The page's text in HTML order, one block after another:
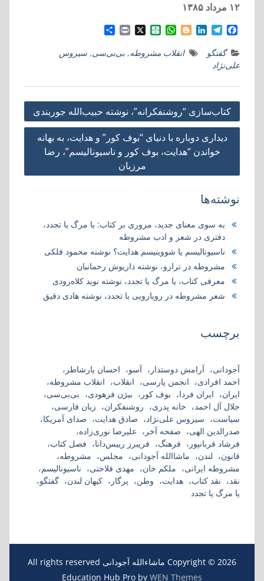
۱۲ مرداد ۱۳۸۵
F
c
e
b
o
k
T
l
e
r
m
L
n
d
n
B
o
e
W
a
A
p
B
l
a
a
i
n
X
P
i
S
a
گفتگو انقلاب مشروطه, بی‌بی‌سی, سیروس
علی‌نژاد
راهبری
نوشته
کتاب‌سازی “روشنفکرانه”، نوشته حبيب‌‌الله جوربندی
ديداری دوباره با دنيای “بوف کور” و هدايت، به بهانه
خواندن “هدايت، بوف کور و ناسيوناليسم”، رضا
مرزبان
نوشته‌ها
به سوی معنای جدید، مروری بر کتاب:‌ یا مرگ یا تجدد،
دفتری در شعر و ادب مشروطه
ناسیونالیسم یا شووینیسم هدایت؟ نوشته محمود فلکی
مشروطه در ترازو، نوشته داریوش رحمانیان
معرفی کتاب، یا مرگ یا تجدد، نوشته نوید کلاه‌رودی
شعر مشروطه در رویارویی با تجدد، نوشته هادی دقیق
برچسب
آجودانی آرامش دوستدار آسو
احسان یارشاطر
احمد افرادی
انجمن پارسی انقلاب
انقلاب مشروطه
ایران
ایران فردا بوف کور بیژن فرهودی
بی‌بی‌سی
جلال آل احمد
خانه پدری روشنفکران
زبان فارسی
سیاست
سیروس علی‌نژاد صادق هدایت
صدای آمریکا
صدرالدین الهی
صفحه آخر
علیرضا نوری‌زاده
فرشاد قربانپور
فرهنگ فریبرز رییس‌دانا
فصل کتاب
قانون
لندن ماشاالله آجودانی مجلس
مشروطه
مشروطه ایرانی
ملکم خان مهدی فلاحتی
ناسیونالیسم
نقد
نقد کتاب هدایت وطن پرگار کیهان لندن
گفتگو
یا مرگ یا تجدد
Copyright © 2026 ماشاءالله آجودانی All rights reserved
Education Hub Pro by WEN Themes